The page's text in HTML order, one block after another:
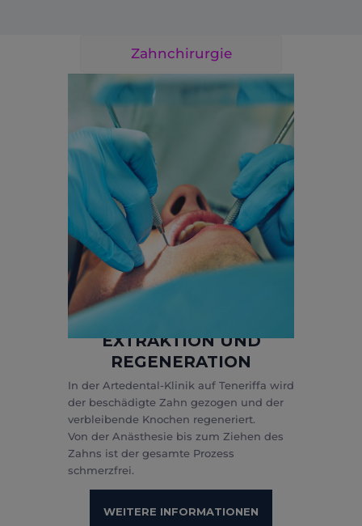
Zahnchirurgie
EXTRAKTION UND
REGENERATION
In der Artedental-Klinik auf Teneriffa wird
der beschädigte Zahn gezogen und der
verbleibende Knochen regeneriert.
Von der Anästhesie bis zum Ziehen des
Zahns ist der gesamte Prozess
schmerzfrei.
WEITERE INFORMATIONEN